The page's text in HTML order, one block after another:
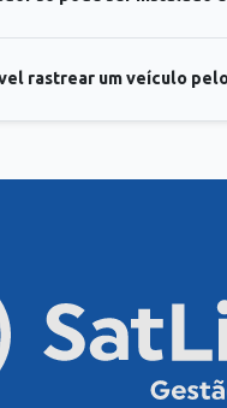
rastrear um veículo